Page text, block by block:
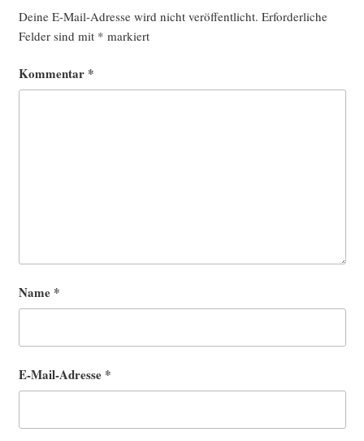
Deine E-Mail-Adresse wird nicht veröffentlicht. Erforderliche
Felder sind mit * markiert
Kommentar *
Name *
E-Mail-Adresse *